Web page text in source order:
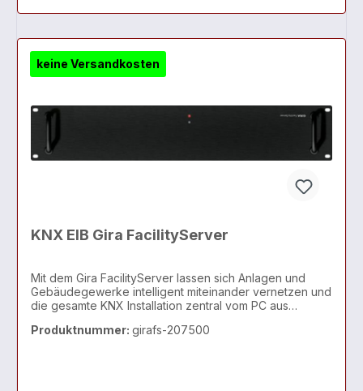
keine Versandkosten
KNX EIB Gira FacilityServer
Mit dem Gira FacilityServer lassen sich Anlagen und
Gebäudegewerke intelligent miteinander vernetzen und
die gesamte KNX Installation zentral vom PC aus
Produktnummer: girafs-207500